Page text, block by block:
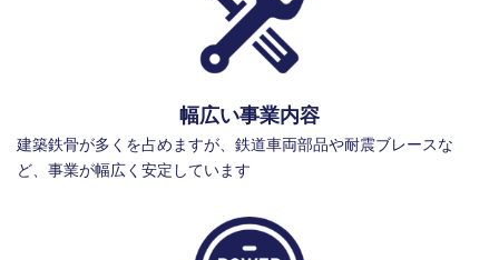
幅広い事業内容
建築鉄骨が多くを占めますが、鉄道車両部品や耐震ブレースな
ど、事業が幅広く安定しています